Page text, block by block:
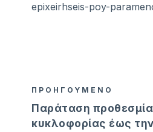
epixeirhseis-poy-
ΠΡΟΗΓΟΥΜΕΝΟ
Παράταση
κυκλοφορίας έως